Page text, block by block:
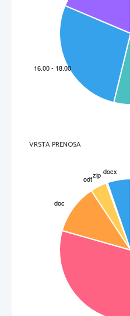
VRSTA PRENOSA